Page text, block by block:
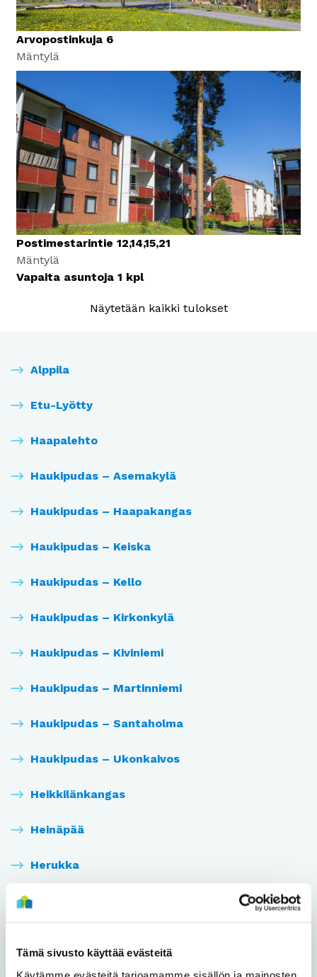
Tämä sivusto käyttää evästeitä
Käytämme evästeitä tarjoamamme sisällön ja mainosten
Arvopostinkuja 6
Mäntylä
Postimestarintie 12,14,15,21
Mäntylä
Vapaita asuntoja 1 kpl
Näytetään kaikki tulokset
Alppila
Etu-Lyötty
Haapalehto
Haukipudas – Asemakylä
Haukipudas – Haapakangas
Haukipudas – Keiska
Haukipudas – Kello
Haukipudas – Kirkonkylä
Haukipudas – Kiviniemi
Haukipudas – Martinniemi
Haukipudas – Santaholma
Haukipudas – Ukonkaivos
Heikkilänkangas
Heinäpää
Herukka
Hiironen
Hollihaka